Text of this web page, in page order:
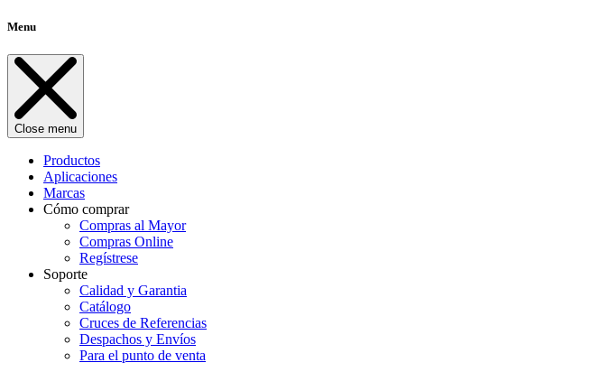
Menu
Close menu
Productos
Aplicaciones
Marcas
Cómo comprar
Compras al Mayor
Compras Online
Regístrese
Soporte
Calidad y Garantia
Catálogo
Cruces de Referencias
Despachos y Envíos
Para el punto de venta